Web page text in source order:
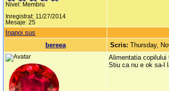
Nivel: Membru
Inregistrat: 11/27/2014
Mesaje: 25
Inapoi sus
bereea
Scris:Thursday,
Alimentatia
Stiu ca nu e ok sa-l